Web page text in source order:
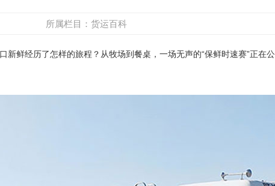
所属栏目： 货运百科
经历了怎样的旅程？从牧场到餐桌，一场无声的“保鲜时速赛”正在